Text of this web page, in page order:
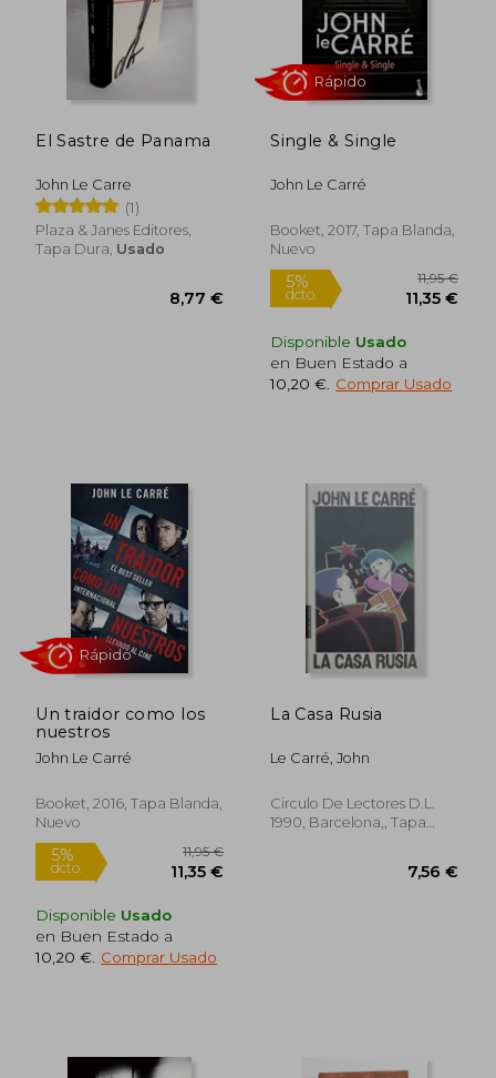
El Sastre de Panama
John Le Carre
(1)
Plaza & Janes Editores,
Tapa Dura, Usado
Single & Single
John Le Carré
Booket, 2017, Tapa Blanda,
Nuevo
Disponible Usado
en Buen Estado a
10,20 € Comprar Usado
Un traidor como los
nuestros
John Le Carré
Booket, 2016, Tapa Blanda,
Nuevo
Disponible Usado
en Buen Estado a
10,20 € Comprar Usado
La Casa Rusia
Le Carré, John
Circulo De Lectores D.L.
1990, Barcelona,, Tapa